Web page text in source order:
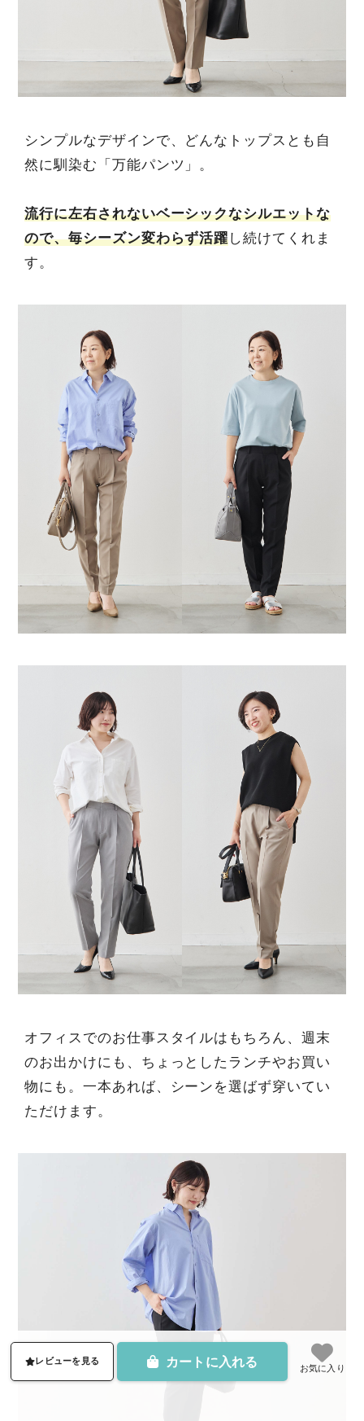
シンプルなデザインで、どんなトップスとも自
然に馴染む「万能パンツ」。
流行に左右されないベーシックなシルエットな
ので、毎シーズン変わらず活躍し続けてくれま
す。
オフィスでのお仕事スタイルはもちろん、週末
のお出かけにも、ちょっとしたランチやお買い
物にも。一本あれば、シーンを選ばず穿いてい
ただけます。
レビューを見る カートに入れる お気に入り